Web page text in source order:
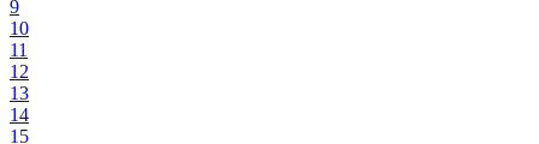
9
10
11
12
13
14
15